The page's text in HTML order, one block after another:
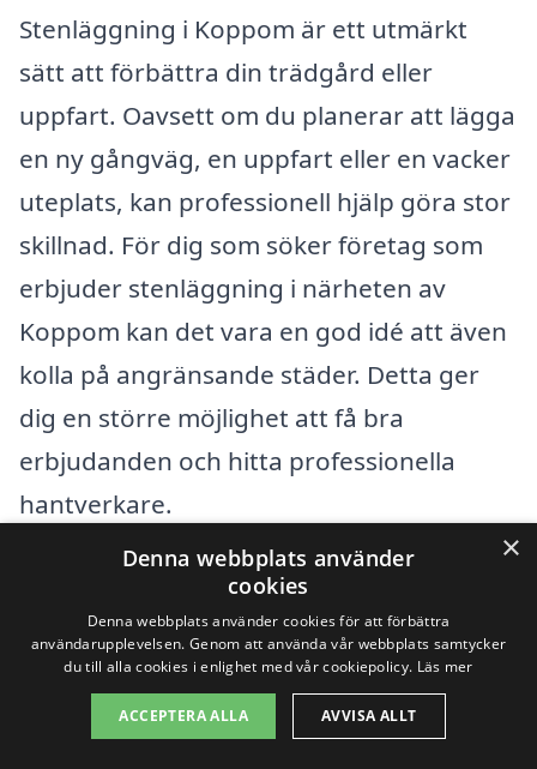
Stenläggning i Koppom är ett utmärkt
sätt att förbättra din trädgård eller
uppfart. Oavsett om du planerar att lägga
en ny gångväg, en uppfart eller en vacker
uteplats, kan professionell hjälp göra stor
skillnad. För dig som söker företag som
erbjuder stenläggning i närheten av
Koppom kan det vara en god idé att även
kolla på angränsande städer. Detta ger
dig en större möjlighet att få bra
erbjudanden och hitta professionella
hantverkare.
Det finns flera städer i närheten av
Koppom som kan erbjuda kvalificerade
entreprenörer för stenläggning. Här är
några exempel:
×
Denna webbplats använder
cookies
Denna webbplats använder cookies för att förbättra
användarupplevelsen. Genom att använda vår webbplats samtycker
du till alla cookies i enlighet med vår cookiepolicy. Läs mer
ACCEPTERA ALLA AVVISA ALLT